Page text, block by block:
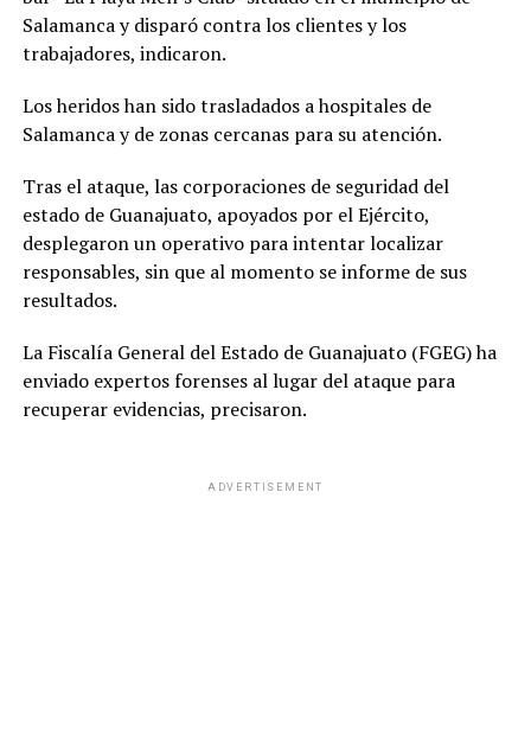
Salamanca y disparó contra los clientes y los
trabajadores, indicaron.
Los heridos han sido trasladados a hospitales de
Salamanca y de zonas cercanas para su atención.
Tras el ataque, las corporaciones de seguridad del
estado de Guanajuato, apoyados por el Ejército,
desplegaron un operativo para intentar localizar
responsables, sin que al momento se informe de sus
resultados.
La Fiscalía General del Estado de Guanajuato (FGEG) ha
enviado expertos forenses al lugar del ataque para
recuperar evidencias, precisaron.
ADVERTISEMENT